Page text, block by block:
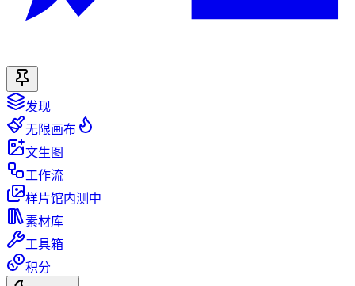
发现
无限画布
文生图
工作流
样片馆内测中
素材库
工具箱
积分